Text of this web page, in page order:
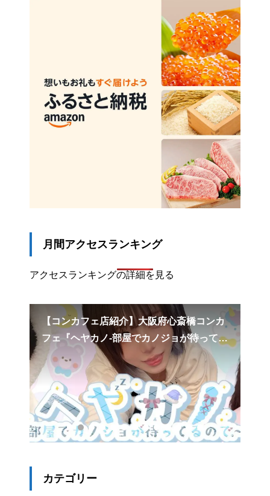
月間アクセスランキング
アクセスランキングの詳細を見る
【コンカフェ店紹介】大阪府心斎橋コンカ
フェ『ヘヤカノ-部屋でカノジョが待ってる
ので。-』
カテゴリー